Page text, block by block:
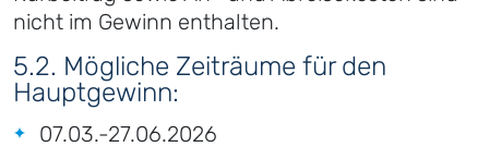
nicht im Gewinn enthalten.
5.2. Mögliche Zeiträume für den
Hauptgewinn:
07.03.-27.06.2026